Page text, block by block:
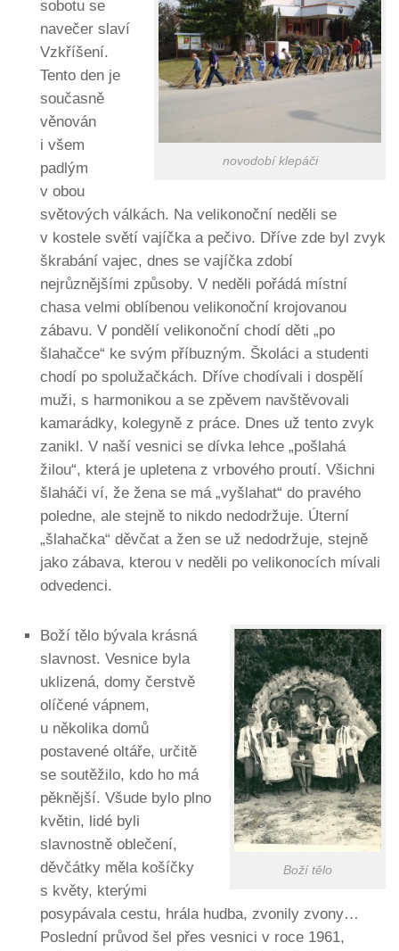
novodobí klepáči
sobotu se
navečer slaví
Vzkříšení.
Tento den je
současně
věnován
i všem
padlým
v obou
světových válkách. Na velikonoční neděli se
v kostele světí vajíčka a pečivo. Dříve zde byl zvyk
škrabání vajec, dnes se vajíčka zdobí
nejrůznějšími způsoby. V neděli pořádá místní
chasa velmi oblíbenou velikonoční krojovanou
zábavu. V pondělí velikonoční chodí děti „po
šlahačce“ ke svým příbuzným. Školáci a studenti
chodí po spolužačkách. Dříve chodívali i dospělí
muži, s harmonikou a se zpěvem navštěvovali
kamarádky, kolegyně z práce. Dnes už tento zvyk
zanikl. V naší vesnici se dívka lehce „pošlahá
žilou“, která je upletena z vrbového proutí. Všichni
šlaháči ví, že žena se má „vyšlahat“ do pravého
poledne, ale stejně to nikdo nedodržuje. Úterní
„šlahačka“ děvčat a žen se už nedodržuje, stejně
jako zábava, kterou v neděli po velikonocích mívali
odvedenci.
Boží tělo
Boží tělo bývala krásná
slavnost. Vesnice byla
uklizená, domy čerstvě
olíčené vápnem,
u několika domů
postavené oltáře, určitě
se soutěžilo, kdo ho má
pěknější. Všude bylo plno
květin, lidé byli
slavnostně oblečení,
děvčátky měla košíčky
s květy, kterými
posypávala cestu, hrála hudba, zvonily zvony…
Poslední průvod šel přes vesnici v roce 1961,